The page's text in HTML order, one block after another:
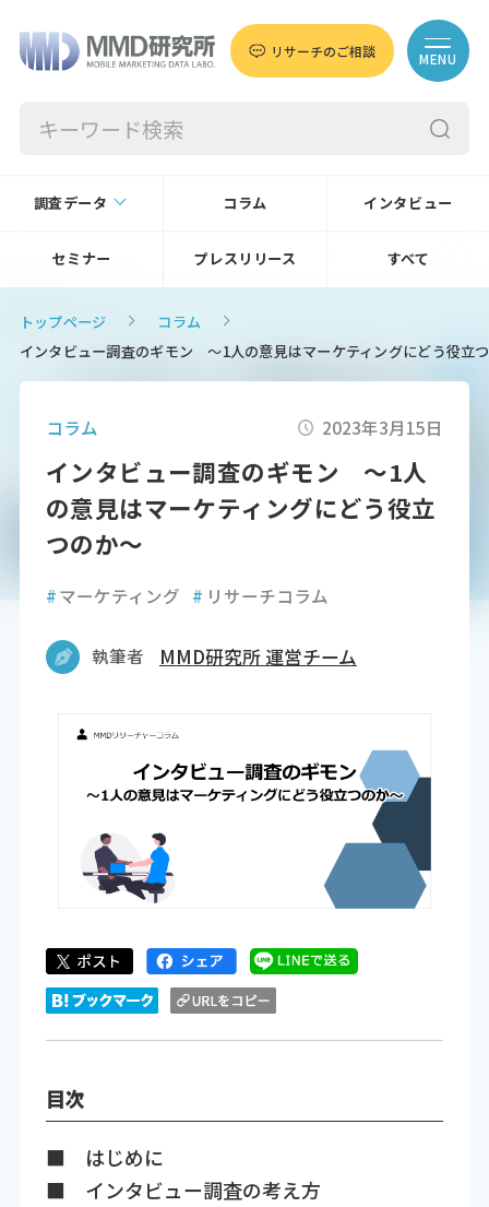
リサーチのご相談 MENU
調査データ コラム インタビュー
セミナー プレスリリース すべて
トップページ
コラム
インタビュー調査のギモン ～1人の意見はマーケティングにどう役立
コラム 2023年3月15日
インタビュー調査のギモン ～1人
の意見はマーケティングにどう役立
つのか～
#マーケティング # リサーチコラム
執筆者 MMD研究所 運営チーム
目次
■ はじめに
■ インタビュー調査の考え方